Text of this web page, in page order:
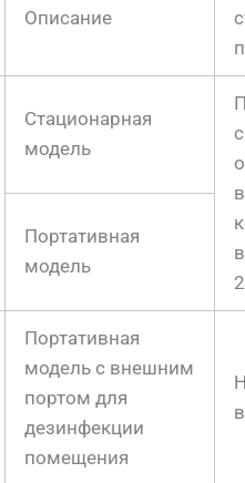
Описание
Стационарная
модель
Портативная
модель
Портативная
модель с внешним
портом для
дезинфекции
помещения